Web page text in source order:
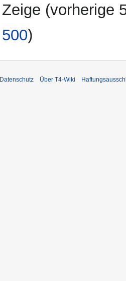
Zeige (vorherige
500)
Datenschutz Über T4-Wiki